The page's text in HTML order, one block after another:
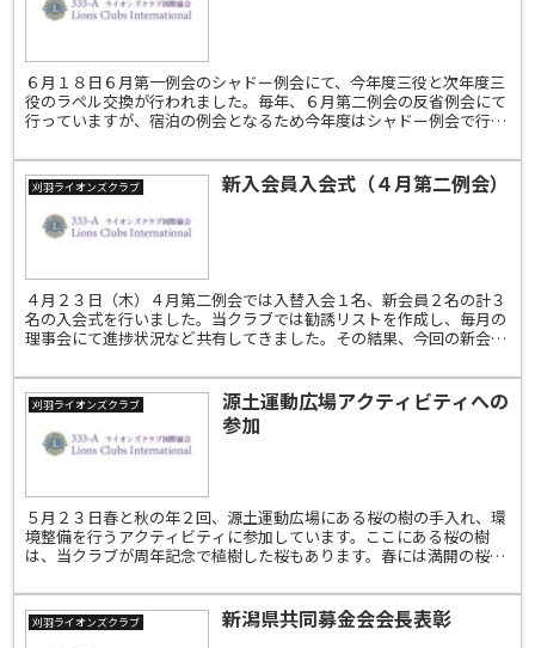
６月１８日６月第一例会のシャドー例会にて、今年度三役と次年度三
役のラペル交換が行われました。毎年、６月第二例会の反省例会にて
行っていますが、宿泊の例会となるため今年度はシャドー例会で行い
刈羽ライオンズクラブ 新入会員入会式（４月第二例会）
４月２３日（木）４月第二例会では入替入会１名、新会員２名の計３
名の入会式を行いました。当クラブでは勧誘リストを作成し、毎月の
理事会にて進捗状況など共有してきました。その結果、今回の新会員
刈羽ライオンズクラブ
源土運動広場アクティビティへの
参加
５月２３日春と秋の年２回、源土運動広場にある桜の樹の手入れ、環
境整備を行うアクティビティに参加しています。ここにある桜の樹
は、当クラブが周年記念で植樹した桜もあります。春には満開の桜の
刈羽ライオンズクラブ 新潟県共同募金会会長表彰